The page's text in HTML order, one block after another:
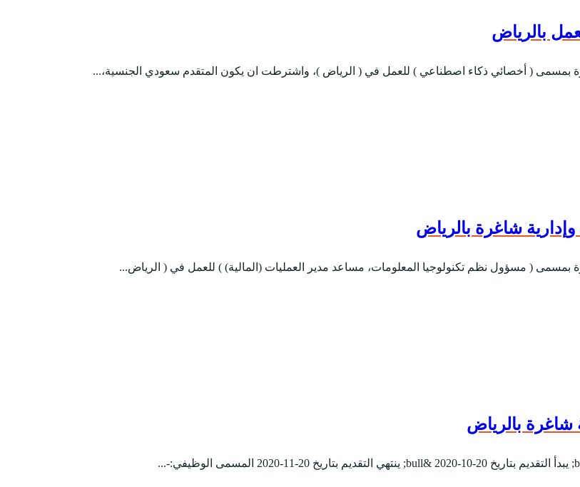
بالرياض
بمسمى ( أخصائي ذكاء اصطناعي ) للعمل في ( الرياض )، واشترطت ان يكون المتقدم سعودي الجنسية،...
شاغرة بالرياض
( مسؤول نظم تكنولوجيا المعلومات، مساعد مدير العمليات (المالية) ) للعمل في ( الرياض...
شاغرة بالرياض